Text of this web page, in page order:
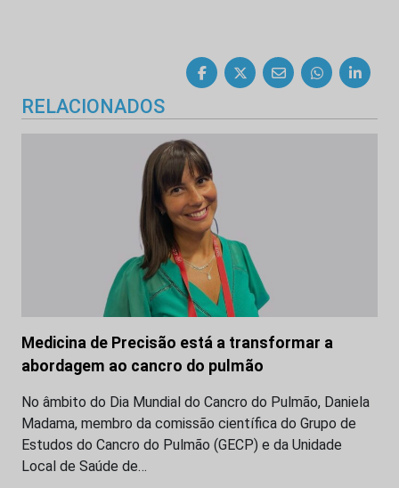
RELACIONADOS
Medicina de Precisão está a transformar a
abordagem ao cancro do pulmão
No âmbito do Dia Mundial do Cancro do Pulmão, Daniela
Madama, membro da comissão científica do Grupo de
Estudos do Cancro do Pulmão (GECP) e da Unidade
Local de Saúde de…